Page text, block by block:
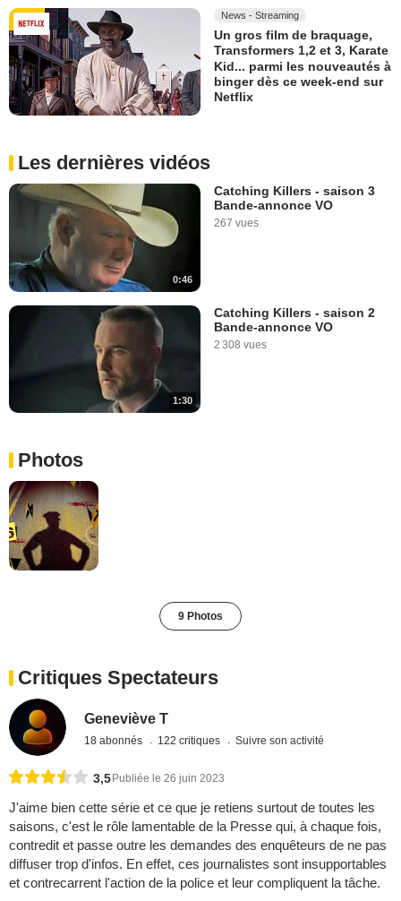
News - Streaming
Un gros film de braquage,
Transformers 1,2 et 3, Karate
Kid... parmi les nouveautés à
binger dès ce week-end sur
Netflix
Les dernières vidéos
0:46
Catching Killers - saison 3
Bande-annonce VO
267 vues
1:30
Catching Killers - saison 2
Bande-annonce VO
2 308 vues
Photos
9 Photos
Critiques Spectateurs
Geneviève T
18 abonnés 122 critiques Suivre son activité
3,5 Publiée le 26 juin 2023
J'aime bien cette série et ce que je retiens surtout de toutes les
saisons, c'est le rôle lamentable de la Presse qui, à chaque fois,
contredit et passe outre les demandes des enquêteurs de ne pas
diffuser trop d'infos. En effet, ces journalistes sont insupportables
et contrecarrent l'action de la police et leur compliquent la tâche.